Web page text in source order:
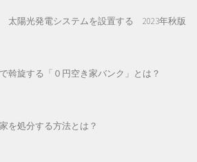
太陽光発電システムを設置する 2023年秋版
斡旋する「０円空き家バンク」とは？
を処分する方法とは？